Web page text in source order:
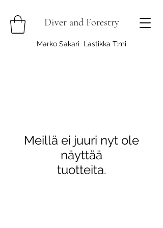
Diver and Forestry
Marko Sakari Lastikka T:mi
Meillä ei juuri nyt ole
näyttää
tuotteita.